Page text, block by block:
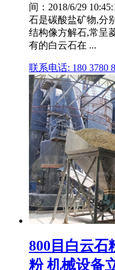
间：2018/6/29
石是碳酸盐矿物,分
结构像方解石,常呈
有的白云石在 ...
联系电话: 180 3780
800目白云石
粉 机械设备